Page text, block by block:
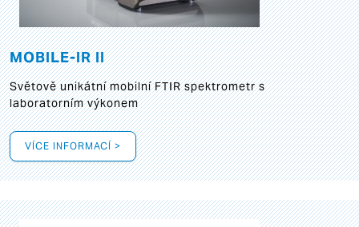
MOBILE-IR II
Světově unikátní mobilní FTIR spektrometr s
laboratorním výkonem
VÍCE INFORMACÍ >